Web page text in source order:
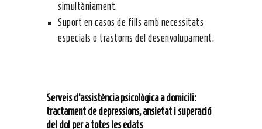
simultàniament.
Suport en casos de fills amb necessitats
especials o trastorns del desenvolupament.
Serveis d’assistència psicològica a domicili:
tractament de depressions, ansietat i superació
del dol per a totes les edats